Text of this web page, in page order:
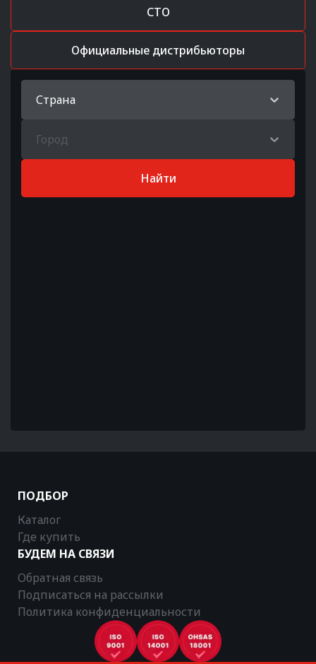
СТО
Официальные дистрибьюторы
Страна
Город
Найти
ПОДБОР
Каталог
Где купить
БУДЕМ НА СВЯЗИ
Обратная связь
Подписаться на рассылки
Политика конфиденциальности